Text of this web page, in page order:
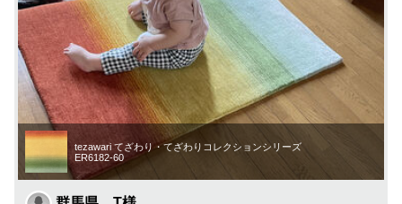
tezawari てざわり・てざわりコレクションシリーズ
ER6182-60